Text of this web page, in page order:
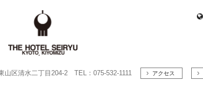
区清水二丁目204-2 TEL：075-532-1111 アクセス